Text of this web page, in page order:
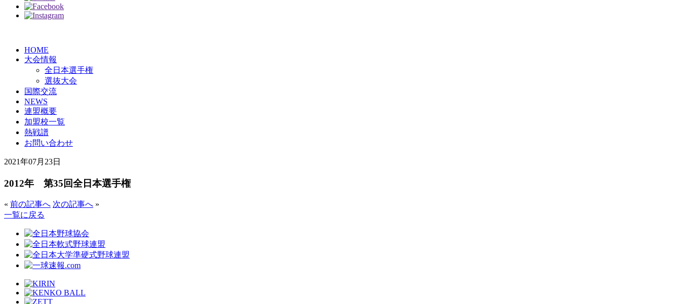
HOME
大会情報
全日本選手権
選抜大会
国際交流
NEWS
連盟概要
加盟校一覧
熱戦譜
お問い合わせ
2021年07月23日
2012年 第35回全日本選手権
« 前の記事へ 次の記事へ »
一覧に戻る